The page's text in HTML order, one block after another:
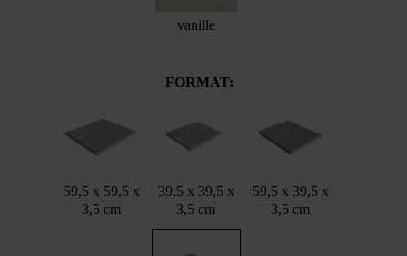
vanille
FORMAT:
59,5 x 59,5 x
3,5 cm
39,5 x 39,5 x
3,5 cm
59,5 x 39,5 x
3,5 cm